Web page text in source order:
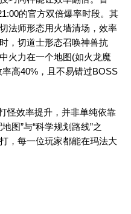
的官方双倍爆率时段。其
法师形态用火墙清场，效率
，切道士形态召唤神兽抗
火力在一个地图(如火龙魔
高40%，且不易错过BOSS
效率提升，并非单纯依靠
图”与“科学规划路线”之
，每一位玩家都能在玛法大